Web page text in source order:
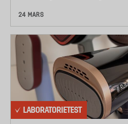
24 MARS
LABORATORIETEST